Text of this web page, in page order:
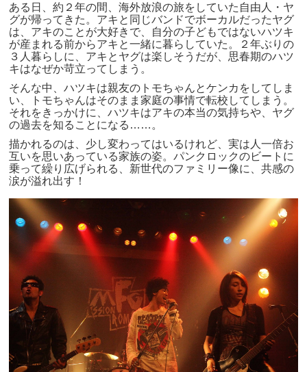
ある日、約２年の間、海外放浪の旅をしていた自由人・ヤ
グが帰ってきた。アキと同じバンドでボーカルだったヤグ
は、アキのことが大好きで、自分の子どもではないハツキ
が産まれる前からアキと一緒に暮らしていた。２年ぶりの
３人暮らしに、アキとヤグは楽しそうだが、思春期のハツ
キはなぜか苛立ってしまう。
そんな中、ハツキは親友のトモちゃんとケンカをしてしま
い、トモちゃんはそのまま家庭の事情で転校してしまう。
それをきっかけに、ハツキはアキの本当の気持ちや、ヤグ
の過去を知ることになる……。
描かれるのは、少し変わってはいるけれど、実は人一倍お
互いを思いあっている家族の姿。パンクロックのビートに
乗って繰り広げられる、新世代のファミリー像に、共感の
涙が溢れ出す！